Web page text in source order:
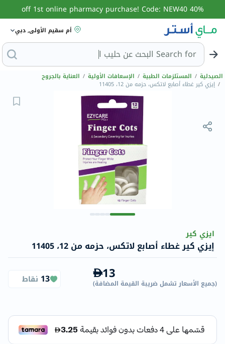
40% off 1st online pharmacy purchase! Code: NEW40
أم سقيم الأولى, دبي
Search for البحث ع
الصيدلية / المستلزمات الطبية / الإسعافات الأولية / العناية بالجروح
/ إيزي كير غطاء أصابع لاتكس، حزمه من 12، 11405
ايزي كير
إيزي كير غطاء أصابع لاتكس، حزمه من 12، 11405
13 (جميع الأسعار تشمل ضريبة القيمة المضافة)
13 نقاط